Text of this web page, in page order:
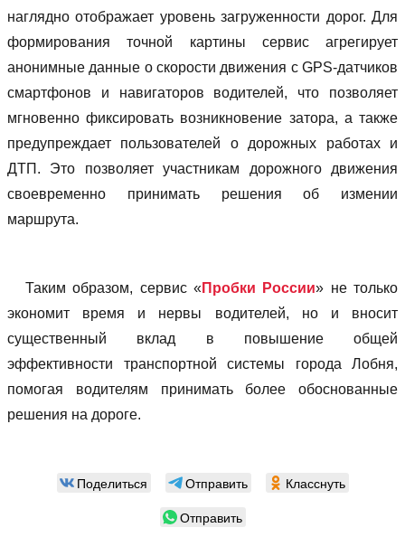
наглядно отображает уровень загруженности дорог. Для
формирования точной картины сервис агрегирует
анонимные данные о скорости движения с GPS-датчиков
смартфонов и навигаторов водителей, что позволяет
мгновенно фиксировать возникновение затора, а также
предупреждает пользователей о дорожных работах и
ДТП. Это позволяет участникам дорожного движения
своевременно принимать решения об измении
маршрута.
Таким образом, сервис « Пробки России» не только
экономит время и нервы водителей, но и вносит
существенный вклад в повышение общей
эффективности транспортной системы города Лобня,
помогая водителям принимать более обоснованные
решения на дороге.
Поделиться Отправить
Класснуть
Отправить